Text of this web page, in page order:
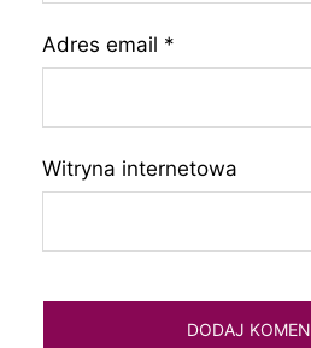
Adres email *
Witryna internetowa